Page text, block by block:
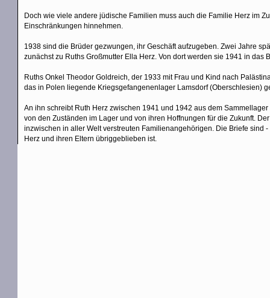
Doch wie viele andere jüdische Familien muss auch die Familie Herz im
Einschränkungen hinnehmen.
1938 sind die Brüder gezwungen, ihr Geschäft aufzugeben. Zwei Jahre
zunächst zu Ruths Großmutter Ella Herz. Von dort werden sie 1941 in
Ruths Onkel Theodor Goldreich, der 1933 mit Frau und Kind nach
das in Polen liegende Kriegsgefangenenlager Lamsdorf (Oberschlesien)
An ihn schreibt Ruth Herz zwischen 1941 und 1942 aus dem
von den Zuständen im Lager und von ihren Hoffnungen für die Zukunft.
inzwischen in aller Welt verstreuten Familienangehörigen. Die Briefe
Herz und ihren Eltern übriggeblieben ist.